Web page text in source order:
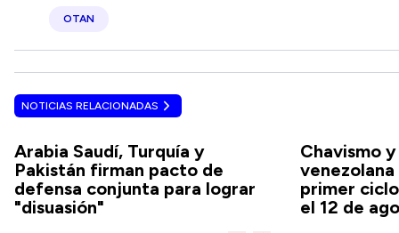
OTAN
NOTICIAS RELACIONADAS
Arabia Saudí, Turquía y
Pakistán firman pacto de
defensa conjunta para lograr
"disuasión"
Chavismo
primer
el 12 de